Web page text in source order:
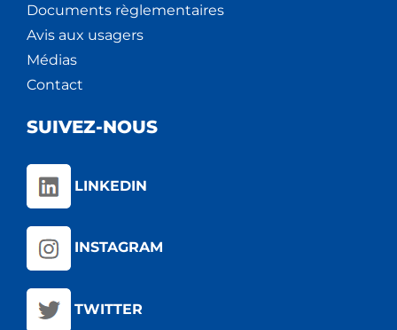
Documents règlementaires
Avis aux usagers
Médias
Contact
SUIVEZ-NOUS
LINKEDIN
INSTAGRAM
TWITTER